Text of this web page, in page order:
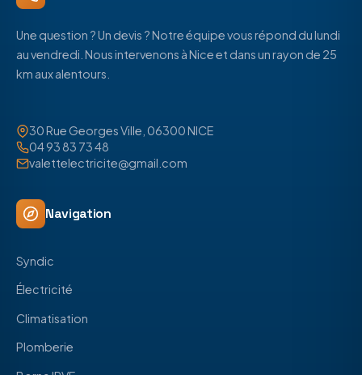
Une question ? Un devis ? Notre équipe vous répond du lundi
au vendredi. Nous intervenons à Nice et dans un rayon de 25
km aux alentours.
30 Rue Georges Ville, 06300 NICE
04 93 83 73 48
valettelectricite@gmail.com
Navigation
Syndic
Électricité
Climatisation
Plomberie